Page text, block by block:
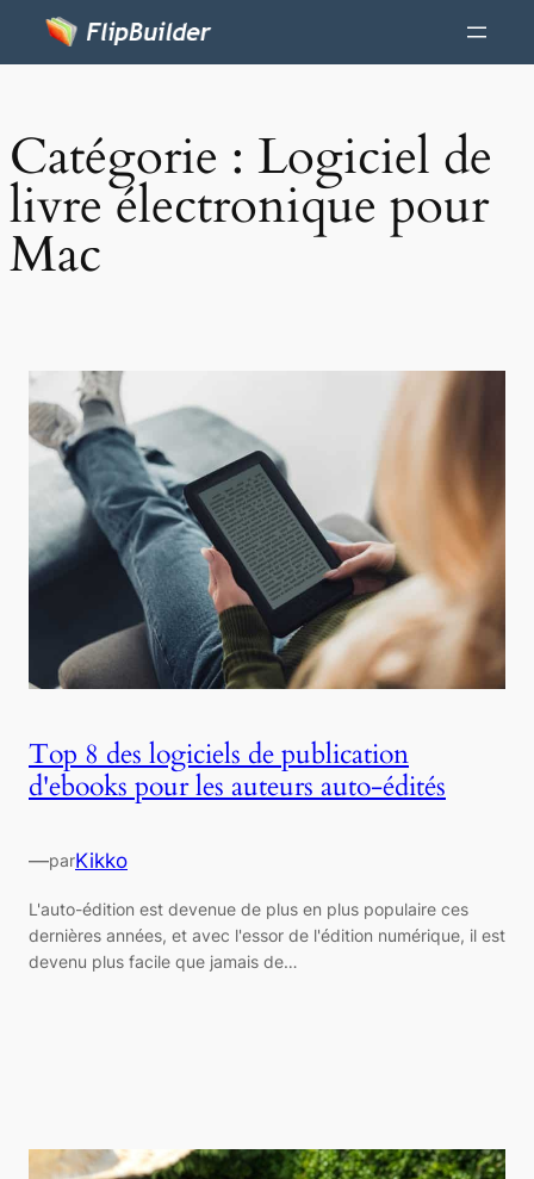
Catégorie : Logiciel de
livre électronique pour
Mac
Top 8 des logiciels de publication
d'ebooks pour les auteurs auto-édités
—parKikko
L'auto-édition est devenue de plus en plus populaire ces
dernières années, et avec l'essor de l'édition numérique, il est
devenu plus facile que jamais de…